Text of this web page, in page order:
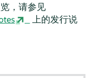
，请参见
上的发行说